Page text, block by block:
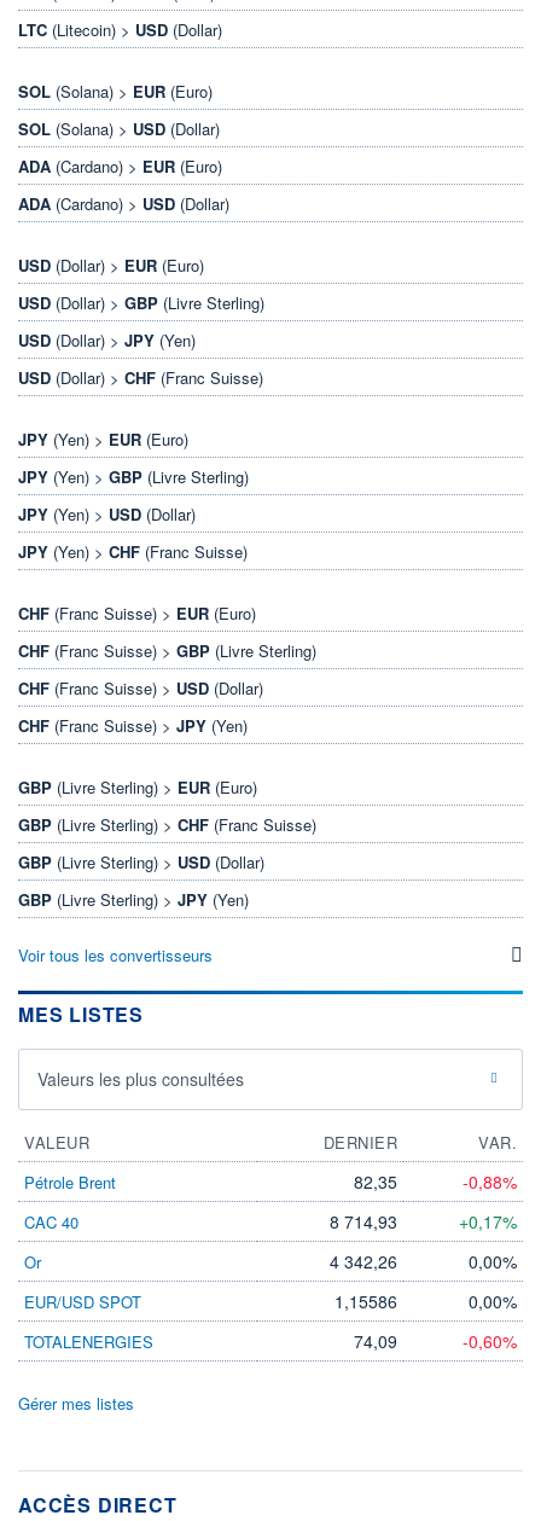
LTC (Litecoin) > USD (Dollar)
SOL (Solana) > EUR (Euro)
SOL (Solana) > USD (Dollar)
ADA (Cardano) > EUR (Euro)
ADA (Cardano) > USD (Dollar)
USD (Dollar) > EUR (Euro)
USD (Dollar) > GBP (Livre Sterling)
USD (Dollar) > JPY (Yen)
USD (Dollar) > CHF (Franc Suisse)
JPY (Yen) > EUR (Euro)
JPY (Yen) > GBP (Livre Sterling)
JPY (Yen) > USD (Dollar)
JPY (Yen) > CHF (Franc Suisse)
CHF (Franc Suisse) > EUR (Euro)
CHF (Franc Suisse) > GBP (Livre Sterling)
CHF (Franc Suisse) > USD (Dollar)
CHF (Franc Suisse) > JPY (Yen)
GBP (Livre Sterling) > EUR (Euro)
GBP (Livre Sterling) > CHF (Franc Suisse)
GBP (Livre Sterling) > USD (Dollar)
GBP (Livre Sterling) > JPY (Yen)
Voir tous les convertisseurs
MES LISTES
Valeurs les plus consultées
VALEUR DERNIER
VAR.
Pétrole Brent
82,35 -0,88%
CAC 40 8 714,93 +0,17%
Or 4 342,26 0,00%
EUR/USD SPOT 1,15586 0,00%
TOTALENERGIES 74,09 -0,60%
Gérer mes listes
ACCÈS DIRECT